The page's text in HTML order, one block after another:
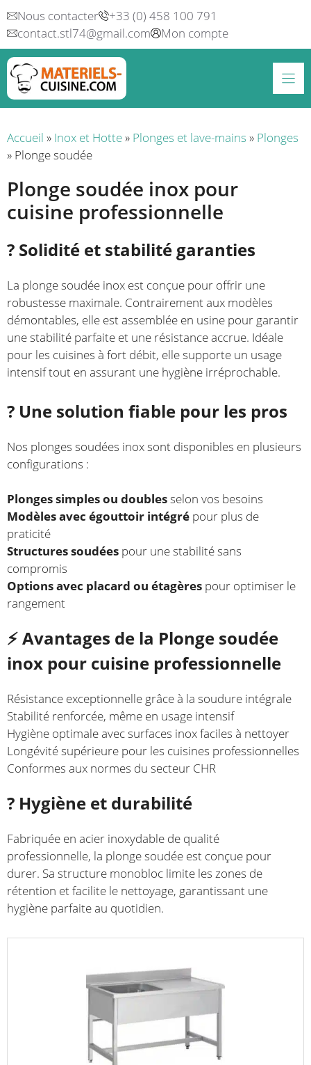
Aller
au
contenu
Nous contacter
+33 (0) 458 100 791
contact.stl74@gmail.com
Mon compte
Accueil » Inox et Hotte» Plonges et lave-mains » Plonges
» Plonge soudée
Plonge soudée inox pour
cuisine professionnelle
?️ Solidité et stabilité garanties
La plonge soudée inox est conçue pour offrir une
robustesse maximale. Contrairement aux modèles
démontables, elle est assemblée en usine pour garantir
une stabilité parfaite et une résistance accrue. Idéale
pour les cuisines à fort débit, elle supporte un usage
intensif tout en assurant une hygiène irréprochable.
? Une solution fiable pour les pros
Nos plonges soudées inox sont disponibles en plusieurs
configurations :
Plonges simples ou doublesselon vos besoins
Modèles avec égouttoir intégré pour plus de
praticité
Structures soudées pour une stabilité sans
compromis
Options avec placard ou étagères pour optimiser le
rangement
⚡ Avantages de la Plonge soudée
inox pour cuisine professionnelle
Résistance exceptionnelle grâce à la soudure intégrale
Stabilité renforcée, même en usage intensif
Hygiène optimale avec surfaces inox faciles à nettoyer
Longévité supérieure pour les cuisines professionnelles
Conformes aux normes du secteur CHR
?️ Hygiène et durabilité
Fabriquée en acier inoxydable de qualité
professionnelle, la plonge soudée est conçue pour
durer. Sa structure monobloc limite les zones de
rétention et facilite le nettoyage, garantissant une
hygiène parfaite au quotidien.